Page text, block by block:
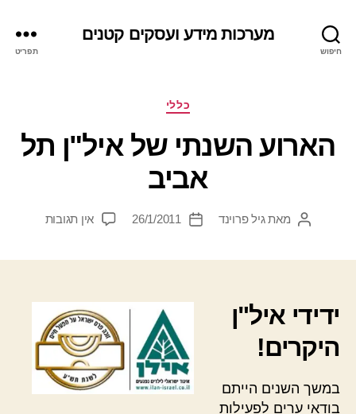
חיפוש
מערכות מידע ועסקים קטנים
תפריט
קטגוריותכללי
הארוע השנתי של איל"ן תל
אביב
המחבר
מאתגיל פרוינד
תאריך26/1/2011 אין תגובותעל
תל
ידידי איל"ן
היקרים!
במשך השנים הייתם
בודאי ערים לפעילות